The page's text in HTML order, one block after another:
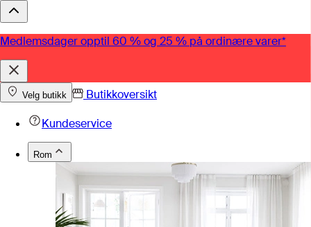
Medlemsdager opptil 60 % og 25 % på ordinære varer*
Velg butikk
Butikkoversikt
Kundeservice
Rom